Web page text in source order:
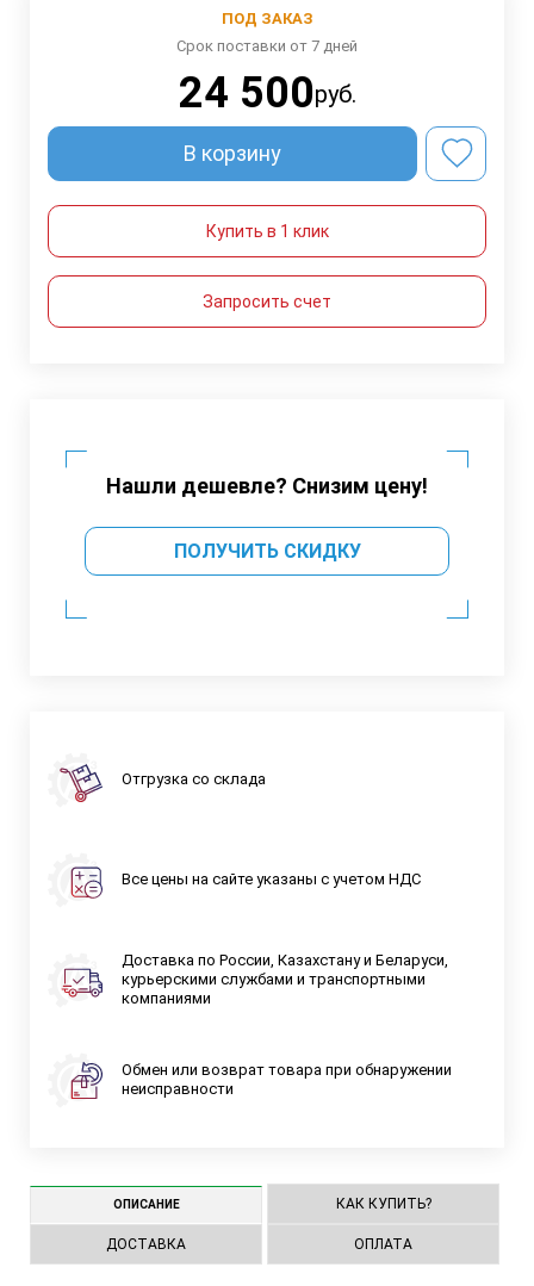
ПОД ЗАКАЗ
Срок поставки от 7 дней
24 500руб.
В корзину
Купить в 1 клик
Запросить счет
Нашли дешевле? Снизим цену!
ПОЛУЧИТЬ СКИДКУ
Отгрузка со склада
Все цены на сайте указаны с учетом НДС
Доставка по России, Казахстану и Беларуси,
курьерскими службами и транспортными
компаниями
Обмен или возврат товара при обнаружении
неисправности
ОПИСАНИЕ КАК КУПИТЬ?
ДОСТАВКА ОПЛАТА